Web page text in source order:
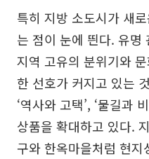
특히 지방 소도시가 새
는 점이 눈에 띈다. 유명
지역 고유의 분위기와
한 선호가 커지고 있는
‘역사와 고택’, ‘물길과
상품을 확대하고 있다.
구와 한옥마을처럼 현